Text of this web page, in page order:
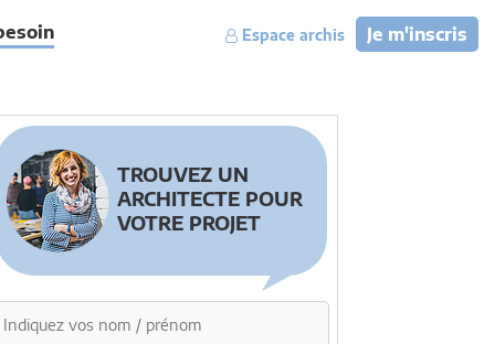
Je m'inscris
Espace archis
TROUVEZ UN
ARCHITECTE POUR
VOTRE PROJET